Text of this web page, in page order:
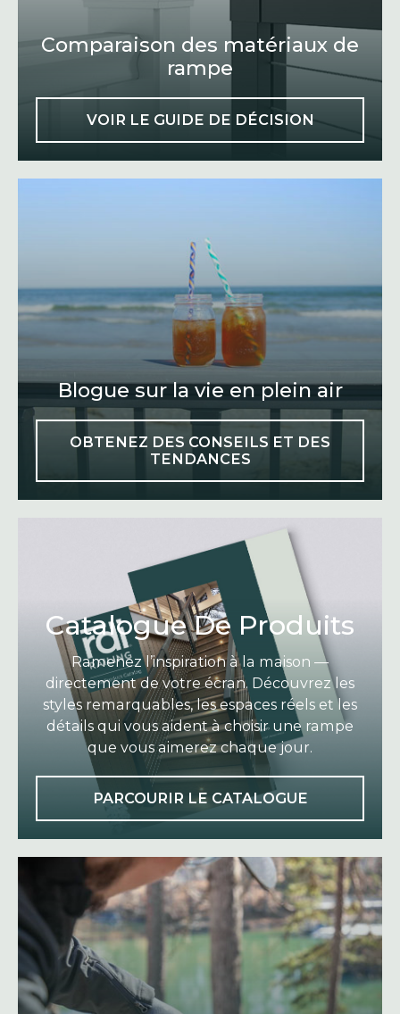
Comparaison des matériaux de
rampe
VOIR LE GUIDE DE DÉCISION
Blogue sur la vie en plein air
OBTENEZ DES CONSEILS ET DES
TENDANCES
Catalogue De Produits
Ramenez l’inspiration à la maison —
directement de votre écran. Découvrez les
styles remarquables, les espaces réels et les
détails qui vous aident à choisir une rampe
que vous aimerez chaque jour.
PARCOURIR LE CATALOGUEO
S
I
N
A
N
E
W
T
A